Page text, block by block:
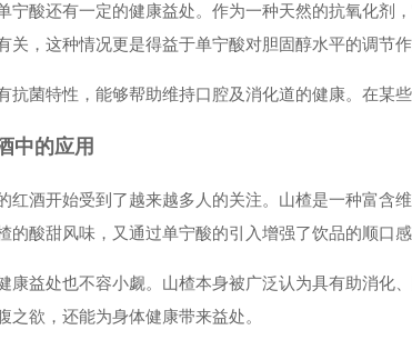
宁酸还有一定的健康益处。作为一种天然的抗氧化
关，这种情况更是得益于单宁酸对胆固醇水平的调节作
抗菌特性，能够帮助维持口腔及消化道的健康。在
中的应用
红酒开始受到了越来越多人的关注。山楂是一种富含
的酸甜风味，又通过单宁酸的引入增强了饮品的顺口
康益处也不容小觑。山楂本身被广泛认为具有助消化
之欲，还能为身体健康带来益处。